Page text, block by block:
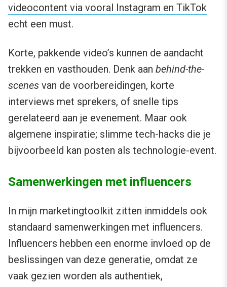
videocontent via vooral Instagram en TikTok
echt een must.
Korte, pakkende video’s kunnen de aandacht
trekken en vasthouden. Denk aan behind-the-
scenes van de voorbereidingen, korte
interviews met sprekers, of snelle tips
gerelateerd aan je evenement. Maar ook
algemene inspiratie; slimme tech-hacks die je
bijvoorbeeld kan posten als technologie-event.
Samenwerkingen met influencers
In mijn marketingtoolkit zitten inmiddels ook
standaard samenwerkingen met influencers.
Influencers hebben een enorme invloed op de
beslissingen van deze generatie, omdat ze
vaak gezien worden als authentiek,